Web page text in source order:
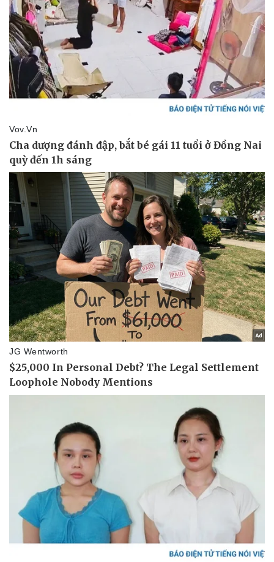
Kinh tế
Bất động sản
Khởi nghiệp
Thị trường
Giá vàng
Tiêu dùng
Tỷ giá
Chứng khoán
Giá cà phê